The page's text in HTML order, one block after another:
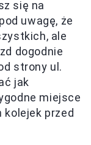
się na
uwagę, że
ale
dogodnie
strony ul.
jak
miejsce
kolejek przed